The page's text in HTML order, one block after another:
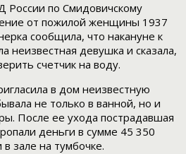
по Смидовичскому
от пожилой женщины 1937
сообщила, что накануне к
неизвестная девушка и сказала,
счетчик на воду.
в дом неизвестную
не только в ванной, но и
После ее ухода пострадавшая
деньги в сумме 45 350
зале на тумбочке.